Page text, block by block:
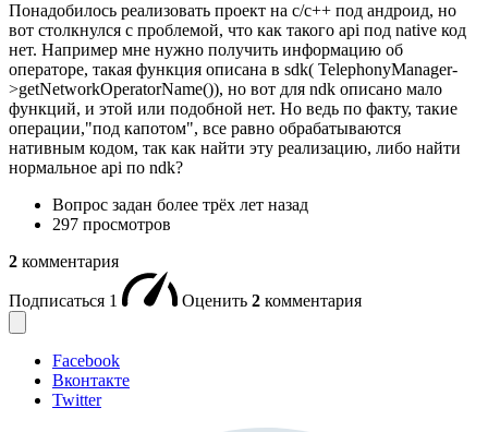
Понадобилось реализовать проект на c/c++ под андроид, но
вот столкнулся с проблемой, что как такого api под native код
нет. Например мне нужно получить информацию об
операторе, такая функция описана в sdk( TelephonyManager-
>getNetworkOperatorName()), но вот для ndk описано мало
функций, и этой или подобной нет. Но ведь по факту, такие
операции,"под капотом", все равно обрабатываются
нативным кодом, так как найти эту реализацию, либо найти
нормальное api по ndk?
Вопрос задан более трёх лет назад
297 просмотров
2 комментария
Подписаться 1 Оценить 2 комментария
Facebook
Вконтакте
Twitter